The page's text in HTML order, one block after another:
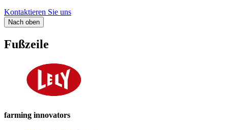
Kontaktieren Sie uns
Nach oben
Fußzeile
farming innovators